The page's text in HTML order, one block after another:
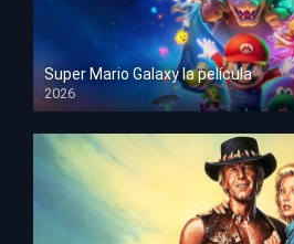
Super Mario Galaxy la película
2026
HD 1080p